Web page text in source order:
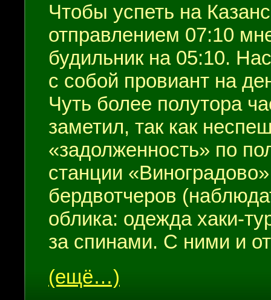
Чтобы успеть на
отправлением 07:10
будильник на 05:10.
с собой провиант на
Чуть более полутора
заметил, так как
«задолженность» по
станции
бердвотчеров
облика: одежда хаки-
за спинами. С ними и
(ещё…)